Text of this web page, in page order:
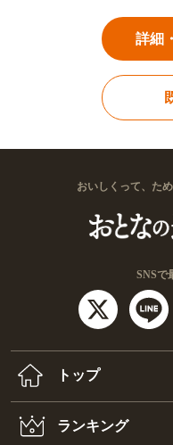
詳細
おいしくって、た
SNSで
トップ
ランキング